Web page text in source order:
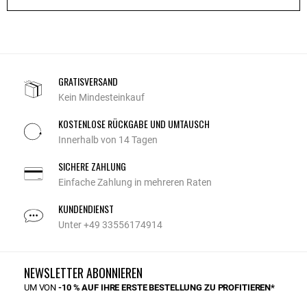
GRATISVERSAND
Kein Mindesteinkauf
KOSTENLOSE RÜCKGABE UND UMTAUSCH
Innerhalb von 14 Tagen
SICHERE ZAHLUNG
Einfache Zahlung in mehreren Raten
KUNDENDIENST
Unter +49 33556174914
NEWSLETTER ABONNIEREN
UM VON-10 % AUF IHRE ERSTE BESTELLUNG ZU PROFITIEREN*